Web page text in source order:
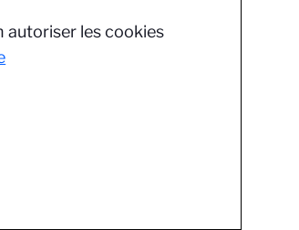
autoriser les cookies